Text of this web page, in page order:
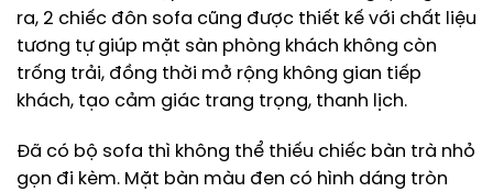
ra, 2 chiếc đôn sofa cũng được thiết kế với chất liệu
tương tự giúp mặt sàn phòng khách không còn
trống trải, đồng thời mở rộng không gian tiếp
khách, tạo cảm giác trang trọng, thanh lịch.
Đã có bộ sofa thì không thể thiếu chiếc bàn trà nhỏ
gọn đi kèm. Mặt bàn màu đen có hình dáng tròn